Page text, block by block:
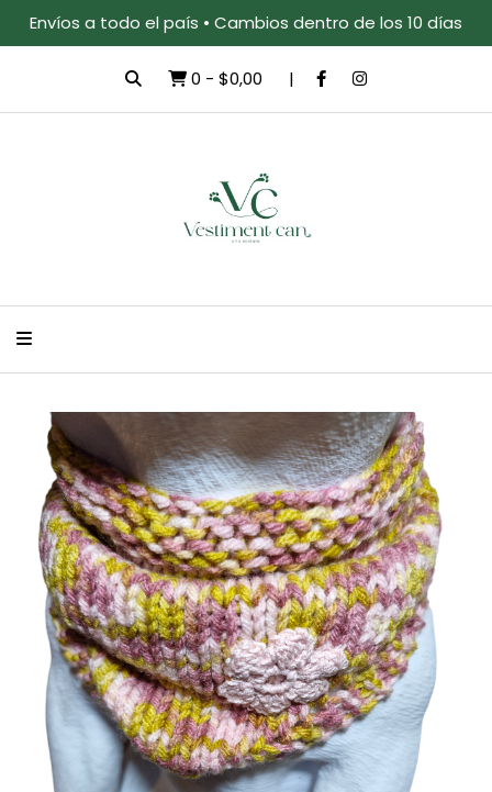
Envíos a todo el país • Cambios dentro de los 10 días
0 - $0,00